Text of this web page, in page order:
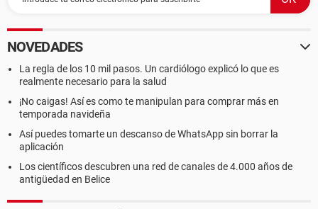
NOVEDADES
La regla de los 10 mil pasos. Un cardiólogo explicó lo que es
realmente necesario para la salud
¡No caigas! Así es como te manipulan para comprar más en
temporada navideña
Así puedes tomarte un descanso de WhatsApp sin borrar la
aplicación
Los científicos descubren una red de canales de 4.000 años de
antigüedad en Belice